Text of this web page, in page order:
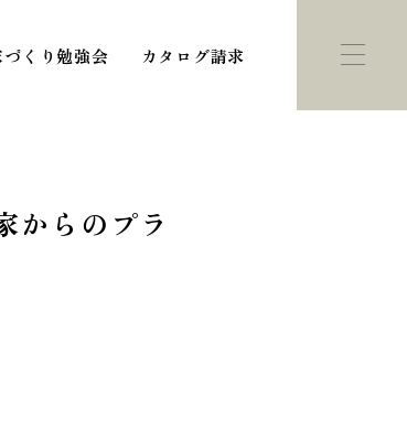
づくり勉強会 カタログ請求
からのプラ